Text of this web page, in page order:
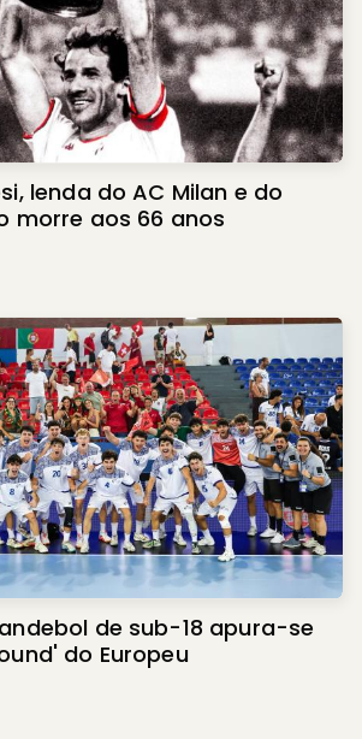
lenda do AC Milan e do
morre aos 66 anos
de sub-18 apura-se
do Europeu